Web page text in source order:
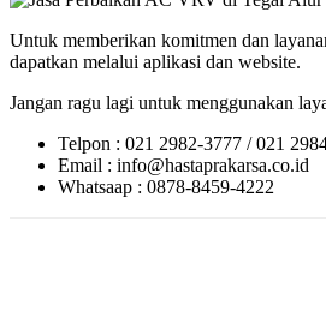
Untuk memberikan komitmen dan
dapatkan melalui aplikasi dan website.
Jangan ragu lagi untuk menggunakan
Telpon : 021 2982-3777 / 021
Email : info@hastaprakarsa.co.id
Whatsaap : 0878-8459-4222